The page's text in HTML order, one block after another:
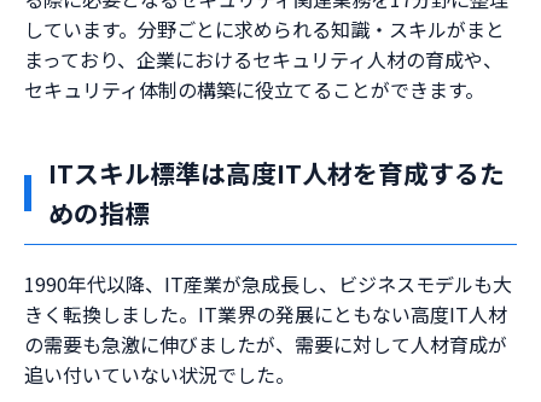
しています。分野ごとに求められる知識・スキルがまと
まっており、企業におけるセキュリティ人材の育成や、
セキュリティ体制の構築に役立てることができます。
ITスキル標準は高度IT人材を育成するた
めの指標
1990年代以降、IT産業が急成長し、ビジネスモデルも大
きく転換しました。IT業界の発展にともない高度IT人材
の需要も急激に伸びましたが、需要に対して人材育成が
追い付いていない状況でした。